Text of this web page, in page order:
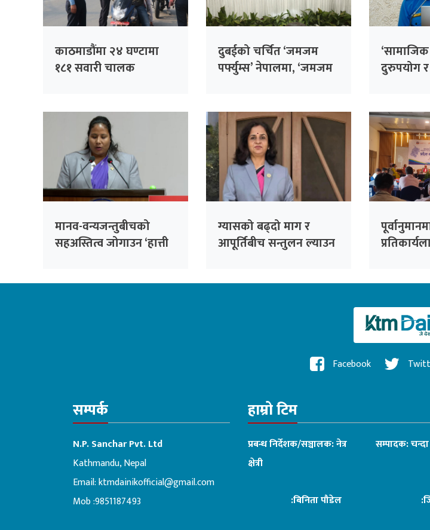
काठमाडौंमा २४ घण्टामा
१८१ सवारी चालक
दुबईको चर्चित ‘जमजम
पर्फ्युम्स’ नेपालमा, ‘जमजम
दुरुपयोग र
मानव-वन्यजन्तुबीचको
सहअस्तित्व जोगाउन ‘हात्ती
ग्यासको बढ्दो माग र
आपूर्तिबीच सन्तुलन ल्याउन
Facebook
सम्पर्क
N.P. Sanchar Pvt. Ltd
Kathmandu, Nepal
Email:ktmdainikofficial@gmail.com
Mob :9851187493
हाम्रो टिम
प्रबन्ध निर्देशक/सञ्चालक: नेत्र
क्षेत्री
सम्पादक: चन्दा
:बिनिता पौडेल :जिबन